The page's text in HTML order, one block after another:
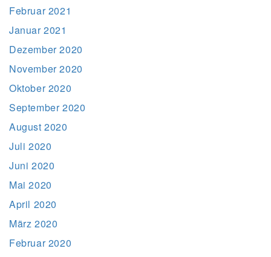
Februar 2021
Januar 2021
Dezember 2020
November 2020
Oktober 2020
September 2020
August 2020
Juli 2020
Juni 2020
Mai 2020
April 2020
März 2020
Februar 2020